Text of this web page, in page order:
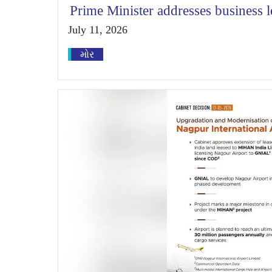
Prime Minister addresses business
July 11, 2026
મોર